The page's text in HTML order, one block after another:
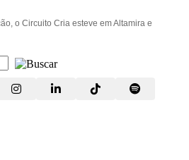
o Circuito Cria esteve em Altamira e